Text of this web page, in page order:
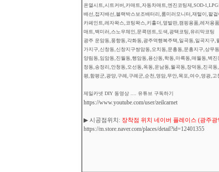
온열시트,시트커버,카매트,자동차매트,엔진코팅제,SOD-
배선,접지배선,블랙박스보조배터리,룸미러모니터,재털이,팔
카페인트,레자왁스,코팅왁스,키홀더,옆발판,캠핑용품,레저용
매트,백미러,스노우체인,문콕덴트,도색,광택코팅,유리막코팅
광주 운암동,풍향동,각화동,광주역행복주택,일곡동,일곡지구
가지구,신창동,신창지구쌍암동,오치동,문흥동,문흥지구,상무
양림동,임암동,진월동,행암동,용산동,학동,마륵동,매월동,벽
정동,송정리,안청동,오선동,옥동,운남동,월곡동,장덕동,진곡
평,함평군,광양,구례,구례군,순천,영암,무안,목포,여수,영광,
제일카넷 DIY 동영상 .... 유튜브 구독하기
https://www.youtube.com/user/zeilcarnet
▶ 시공점위치: 장착점 위치 네이버 플레이스 (광주
https://m.store.naver.com/places/detail?id=12401355